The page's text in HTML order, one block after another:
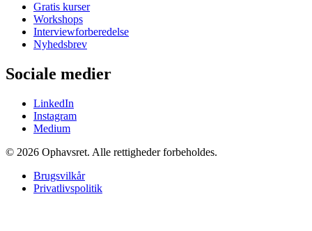
Gratis kurser
Workshops
Interviewforberedelse
Nyhedsbrev
Sociale medier
LinkedIn
Instagram
Medium
© 2026 Ophavsret. Alle rettigheder forbeholdes.
Brugsvilkår
Privatlivspolitik